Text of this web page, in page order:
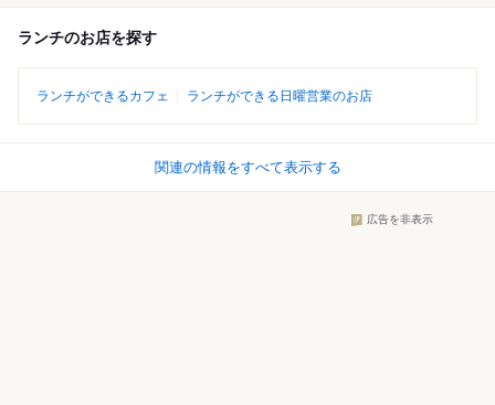
ランチのお店を探す
ランチができるカフェ ランチができる日曜営業のお店
関連の情報をすべて表示する
広告を非表示